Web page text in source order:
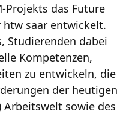
Projekts das Future
htw saar entwickelt.
Studierenden dabei
Kompetenzen,
zu entwickeln, die
der heutigen
sowie des